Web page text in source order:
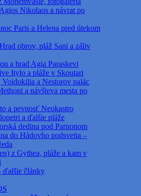
Nikolaos a návrat po
Paris a Helena pred útekom
obrov, pláž Sani a záliv
a hrad Agia Paraskevi
Itylo a pláže v Skoutari
Voidokilia a Nestorov palác
a návšteva mesta po
a pevnosť Neokastro
a ďalšie pláže
dedina pod Parnonom
do Hádovho podsvetia –
z Gythea, pláže a kam v
ďalšie články